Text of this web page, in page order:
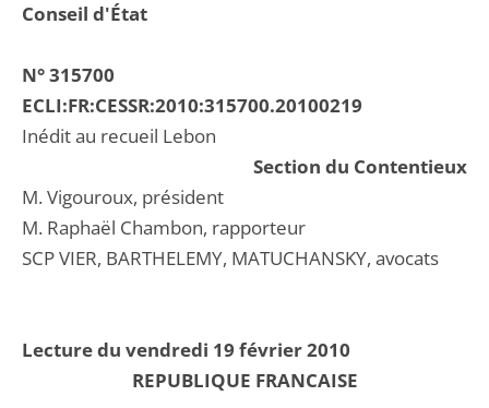
Conseil d'État
N° 315700
ECLI:FR:CESSR:2010:315700.20100219
Inédit au recueil Lebon
Section du Contentieux
M. Vigouroux, président
M. Raphaël Chambon, rapporteur
SCP VIER, BARTHELEMY, MATUCHANSKY, avocats
Lecture du vendredi 19 février 2010
REPUBLIQUE FRANCAISE